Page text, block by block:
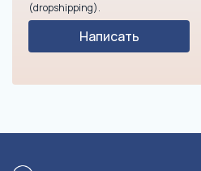
(dropshipping).
Написать